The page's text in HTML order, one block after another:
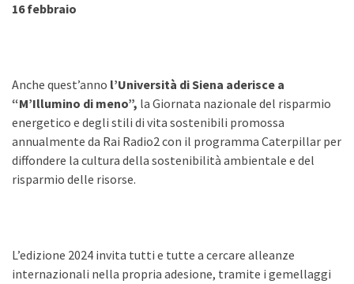
16 febbraio
Anche quest’anno l’Università di Siena aderisce a
“M’Illumino di meno”, la Giornata nazionale del risparmio
energetico e degli stili di vita sostenibili promossa
annualmente da Rai Radio2 con il programma Caterpillar per
diffondere la cultura della sostenibilità ambientale e del
risparmio delle risorse.
L’edizione 2024 invita tutti e tutte a cercare alleanze
internazionali nella propria adesione, tramite i gemellaggi